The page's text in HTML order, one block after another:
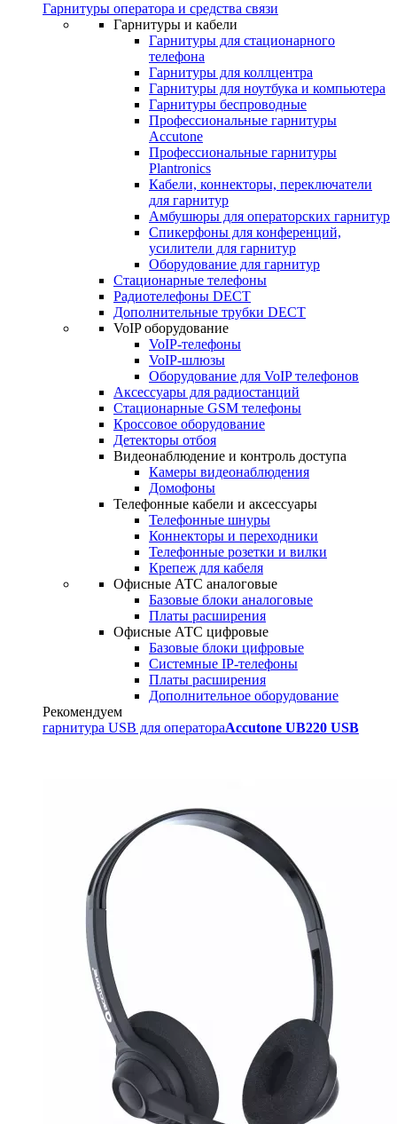
Гарнитуры оператора и средства связи
Гарнитуры и кабели
Гарнитуры для стационарного
телефона
Гарнитуры для коллцентра
Гарнитуры для ноутбука и компьютера
Гарнитуры беспроводные
Профессиональные гарнитуры
Accutone
Профессиональные гарнитуры
Plantronics
Кабели, коннекторы, переключатели
для гарнитур
Амбушюры для операторских гарнитур
Cпикерфоны для конференций,
усилители для гарнитур
Оборудование для гарнитур
Стационарные телефоны
Радиотелефоны DECT
Дополнительные трубки DECT
VoIP оборудование
VoIP-телефоны
VoIP-шлюзы
Оборудование для VoIP телефонов
Аксессуары для радиостанций
Стационарные GSM телефоны
Кроссовое оборудование
Детекторы отбоя
Видеонаблюдение и контроль доступа
Камеры видеонаблюдения
Домофоны
Телефонные кабели и аксессуары
Телефонные шнуры
Коннекторы и переходники
Телефонные розетки и вилки
Крепеж для кабеля
Офисные АТС аналоговые
Базовые блоки аналоговые
Платы расширения
Офисные АТС цифровые
Базовые блоки цифровые
Системные IP-телефоны
Платы расширения
Дополнительное оборудование
Рекомендуем
гарнитура USB для оператораAccutone UB220 USB